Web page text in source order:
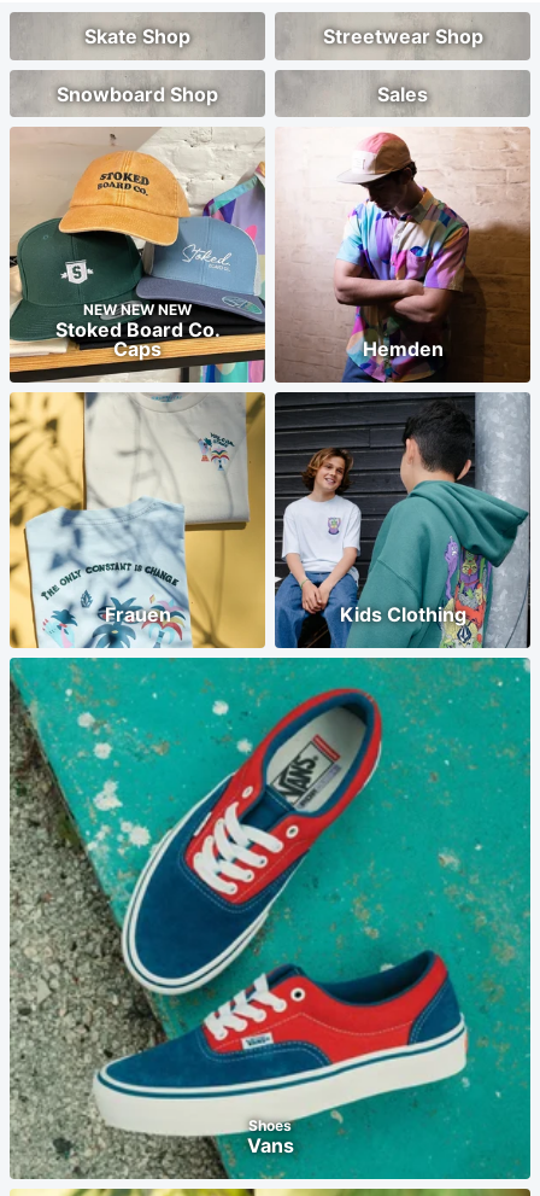
Skate Shop Streetwear Shop
Snowboard Shop Sales
NEW NEW NEW
Stoked Board Co.
Caps
Hemden
Frauen Kids Clothing
Shoes
Vans